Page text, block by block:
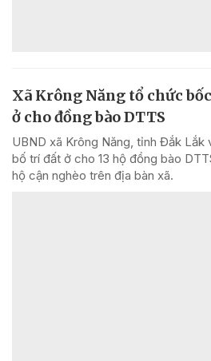
Xã Krông Năng tổ chức
ở cho đồng bào DTTS
UBND xã Krông Năng, tỉnh Đắk
bố trí đất ở cho 13 hộ đồng bào
hộ cận nghèo trên địa bàn xã.